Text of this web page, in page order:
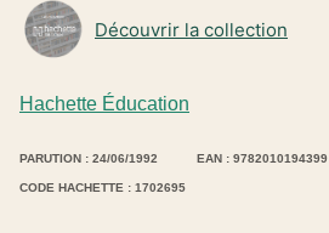
Hachette Éducation
Découvrir la collection
PARUTION : 24/06/1992 EAN : 9782010194399
CODE HACHETTE : 1702695